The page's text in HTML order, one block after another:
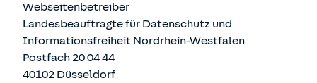
Webseitenbetreiber
Landesbeauftragte für Datenschutz und
Informationsfreiheit Nordrhein-Westfalen
Postfach 20 04 44
40102 Düsseldorf